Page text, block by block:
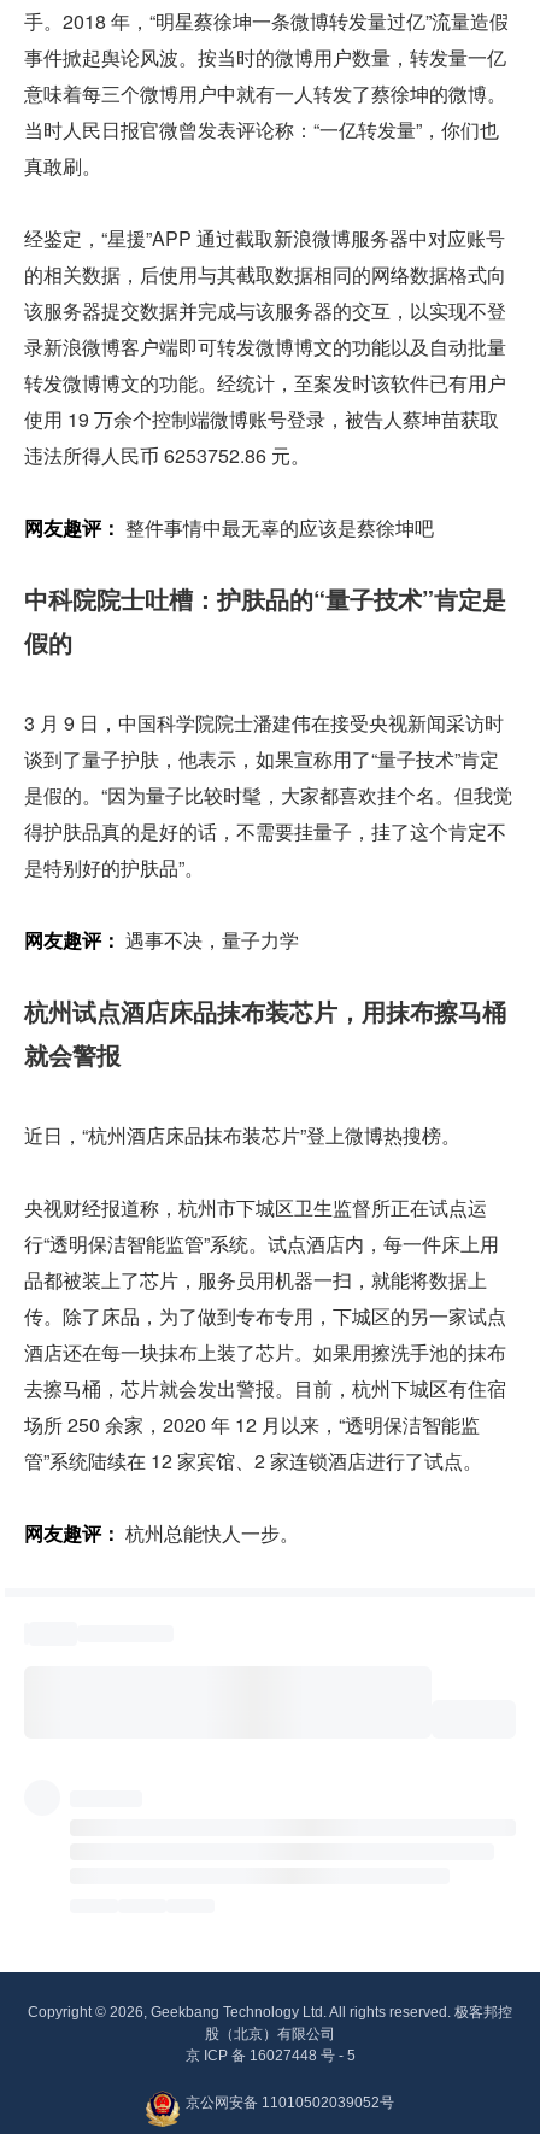
手。2018 年，“明星蔡徐坤一条微博转发量过亿”流量造假
事件掀起舆论风波。按当时的微博用户数量，转发量一亿
意味着每三个微博用户中就有一人转发了蔡徐坤的微博。
当时人民日报官微曾发表评论称：“一亿转发量”，你们也
真敢刷。
经鉴定，“星援”APP 通过截取新浪微博服务器中对应账号
的相关数据，后使用与其截取数据相同的网络数据格式向
该服务器提交数据并完成与该服务器的交互，以实现不登
录新浪微博客户端即可转发微博博文的功能以及自动批量
转发微博博文的功能。经统计，至案发时该软件已有用户
使用 19 万余个控制端微博账号登录，被告人蔡坤苗获取
违法所得人民币 6253752.86 元。
网友趣评： 整件事情中最无辜的应该是蔡徐坤吧
中科院院士吐槽：护肤品的“量子技术”肯定是
假的
3 月 9 日，中国科学院院士潘建伟在接受央视新闻采访时
谈到了量子护肤，他表示，如果宣称用了“量子技术”肯定
是假的。“因为量子比较时髦，大家都喜欢挂个名。但我觉
得护肤品真的是好的话，不需要挂量子，挂了这个肯定不
是特别好的护肤品”。
网友趣评： 遇事不决，量子力学
杭州试点酒店床品抹布装芯片，用抹布擦马桶
就会警报
近日，“杭州酒店床品抹布装芯片”登上微博热搜榜。
央视财经报道称，杭州市下城区卫生监督所正在试点运
行“透明保洁智能监管”系统。试点酒店内，每一件床上用
品都被装上了芯片，服务员用机器一扫，就能将数据上
传。除了床品，为了做到专布专用，下城区的另一家试点
酒店还在每一块抹布上装了芯片。如果用擦洗手池的抹布
去擦马桶，芯片就会发出警报。目前，杭州下城区有住宿
场所 250 余家，2020 年 12 月以来，“透明保洁智能监
管”系统陆续在 12 家宾馆、2 家连锁酒店进行了试点。
网友趣评： 杭州总能快人一步。
Copyright © 2026, Geekbang Technology Ltd. All rights reserved. 极客邦控
股（北京）有限公司
京 ICP 备 16027448 号 - 5
京公网安备 11010502039052号